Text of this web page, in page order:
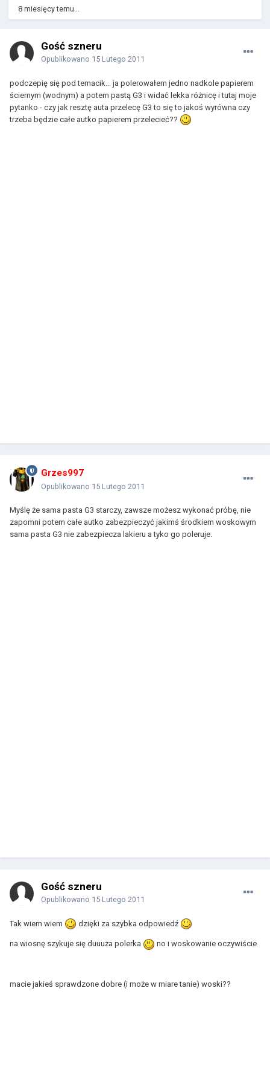
8 miesięcy temu...
Gość szneru
Opublikowano 15 Lutego 2011
podczepię się pod temacik... ja polerowałem jedno nadkole papierem
ściernym (wodnym) a potem pastą G3 i widać lekka różnicę i tutaj moje
pytanko - czy jak resztę auta przelecę G3 to się to jakoś wyrówna czy
trzeba będzie całe autko papierem przelecieć??
Grzes997
Opublikowano 15 Lutego 2011
Myślę że sama pasta G3 starczy, zawsze możesz wykonać próbę, nie
zapomni potem całe autko zabezpieczyć jakimś środkiem woskowym
sama pasta G3 nie zabezpiecza lakieru a tyko go poleruje.
Gość szneru
Opublikowano 15 Lutego 2011
Tak wiem wiem dzięki za szybka odpowiedź
na wiosnę szykuje się duuuża polerka no i woskowanie oczywiście
macie jakieś sprawdzone dobre (i może w miare tanie) woski??